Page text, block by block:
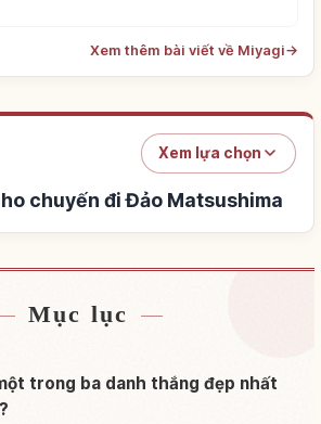
Xem thêm bài viết về Miyagi→
Xem lựa chọn
chuyến đi Đảo Matsushima
ở gần Đảo Matsushima
tại Đảo Matsushima↗
Mục lục
trong ba danh thắng đẹp nhất